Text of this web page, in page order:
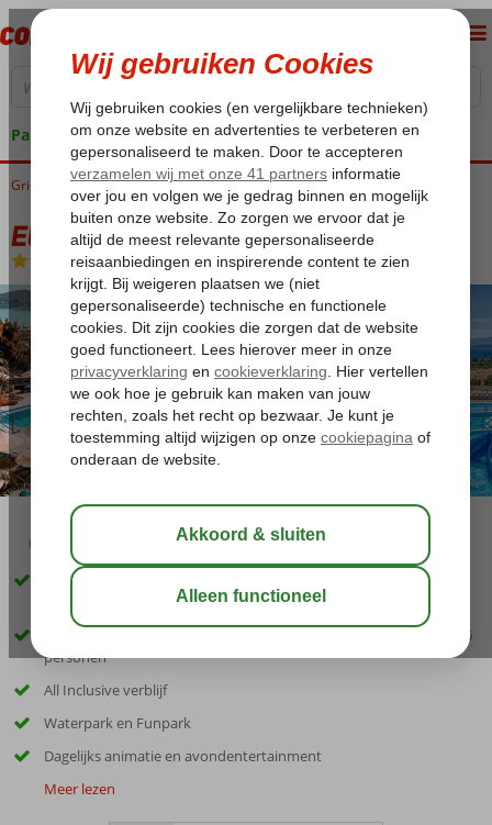
Pakketgarantie
Home
Griekenland Kreta Elounda Elounda Residence Resort & Waterpark
Elounda Residence Resort & Waterpark
All Inclusive- Hotel
03:30
Panoramisch uitzicht over Elounda, Mirarbello Bay en het eiland
Verschillende kamertypes voor koppels, vrienden en families tot 6
personen
All Inclusive verblijf
Waterpark en Funpark
Dagelijks animatie en avondentertainment
Meer lezen